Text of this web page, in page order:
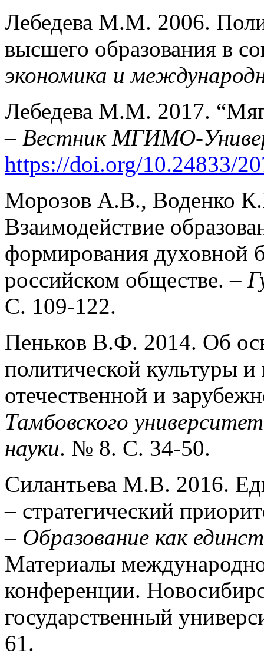
Лебедева М.М. 2006.
высшего образования в
экономика и
Лебедева М.М. 2017.
– Вестник МГИМО-
https://doi.org/10.24833/
Морозов А.В., Воденко
Взаимодействие
формирования духовной
российском обществе. –
С. 109-122.
Пеньков В.Ф. 2014. Об
политической культуры
отечественной и
Тамбовского
науки. № 8. C. 34-50.
Силантьева М.В. 2016.
– стратегический
– Образование как
Материалы
конференции.
государственный
61.